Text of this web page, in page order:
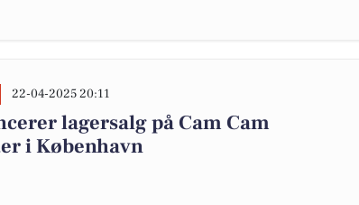
22-04-2025 20:11
lagersalg på Cam Cam
i København